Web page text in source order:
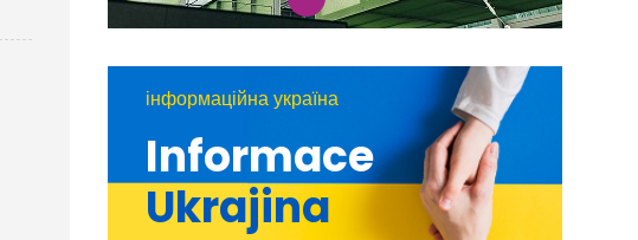
інформаційна україна
Informace
Ukrajina